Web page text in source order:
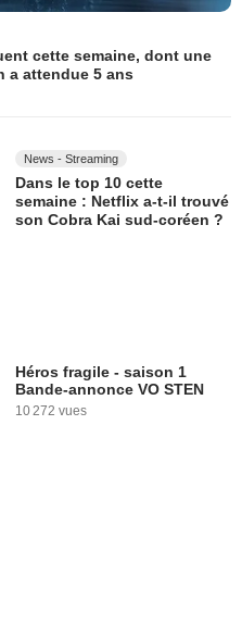
cette semaine, dont une
a attendue 5 ans
News - Streaming
Dans le top 10 cette
semaine : Netflix a-t-il trouvé
son Cobra Kai sud-coréen ?
Héros fragile - saison 1
Bande-annonce VO STEN
10 272 vues